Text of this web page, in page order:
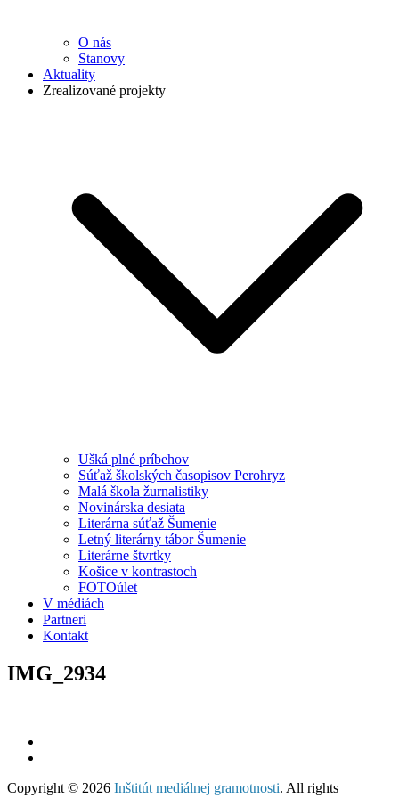
O nás
Stanovy
Aktuality
Zrealizované projekty
Ušká plné príbehov
Súťaž školských časopisov Perohryz
Malá škola žurnalistiky
Novinárska desiata
Literárna súťaž Šumenie
Letný literárny tábor Šumenie
Literárne štvrtky
Košice v kontrastoch
FOTOúlet
V médiách
Partneri
Kontakt
IMG_2934
Copyright © 2026 Inštitút mediálnej gramotnosti. All rights